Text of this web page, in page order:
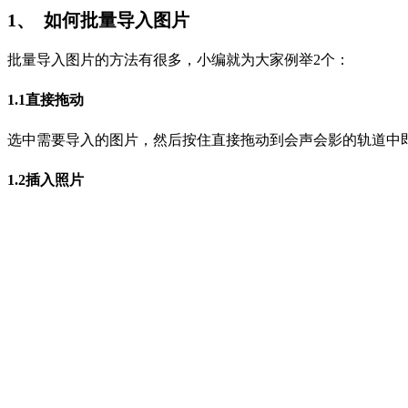
1、 如何批量导入图片
批量导入图片的方法有很多，小编就为大家例举2个：
1.1直接拖动
选中需要导入的图片，然后按住直接拖动到会声会影的轨道中
1.2插入照片